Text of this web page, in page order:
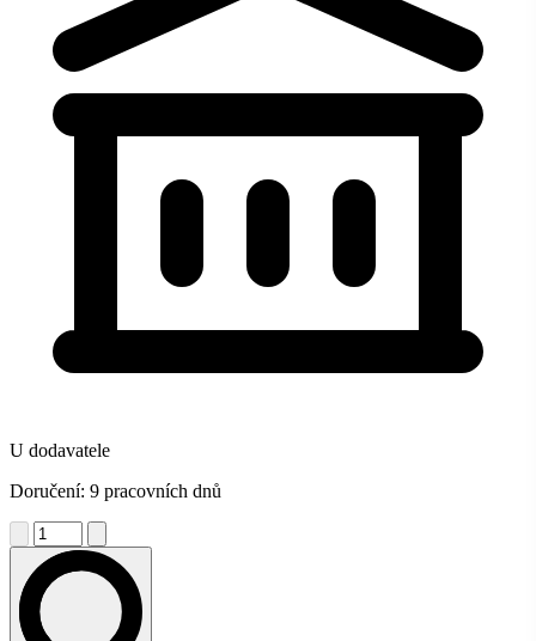
U dodavatele
Doručení: 9 pracovních dnů